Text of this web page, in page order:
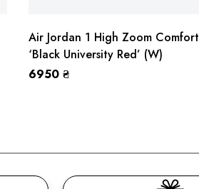
Air Jordan 1 High Zoom Comfort
‘Black University Red’ (W)
6950 ₴